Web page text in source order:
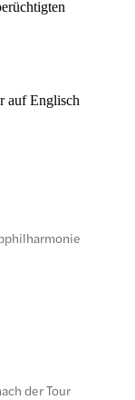
auf Englisch
der Tour